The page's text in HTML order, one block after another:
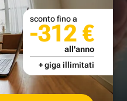
sconto fino a
-312 €
all'anno
+ giga illimitati